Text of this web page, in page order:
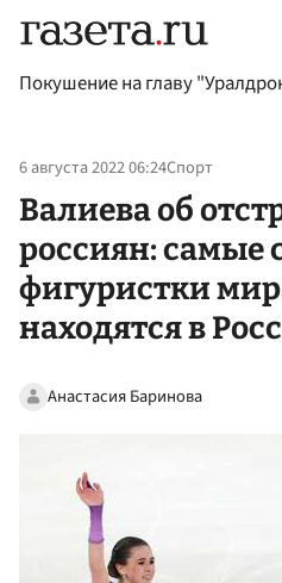
Покушение на главу
6 августа 2022 06:24Спорт
Валиева об
россиян: самые
фигуристки
находятся в
Анастасия Баринова